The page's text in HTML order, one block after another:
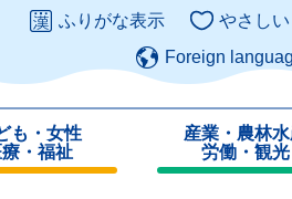
ふりがな表示 やさし
Foreign
も・女性
療・福祉
産業・農林
労働・観光